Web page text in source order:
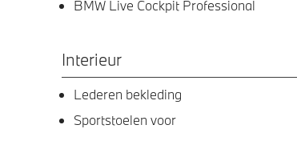
BMW Live Cockpit Professional
Interieur
Lederen bekleding
Sportstoelen voor